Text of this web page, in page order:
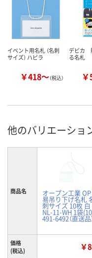
イベント用名札 （名刺
サイズ） ハピラ
￥418～（税込）
デビカ
る名札
他のバリエーショ
商品名 オープン工業
易吊り下げ名札
刺サイズ 10枚 白
NL-11-WH 1袋
491-6492（直送品
価格
(税込)
￥